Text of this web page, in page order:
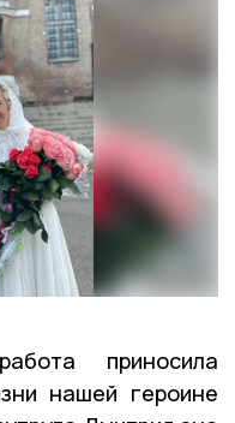
приносила
нашей героине